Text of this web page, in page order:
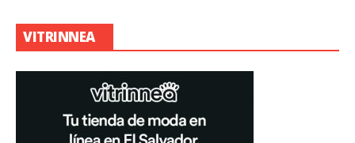
VITRINNEA